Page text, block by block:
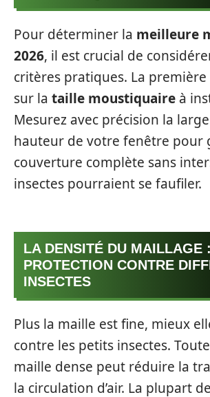
Pour déterminer la meilleure
2026, il est crucial de
critères pratiques. La
sur la taille moustiquaire à
Mesurez avec précision la
hauteur de votre fenêtre pour
couverture complète sans
insectes pourraient se faufiler.
LA DENSITÉ DU MAILLAGE
PROTECTION CONTRE
INSECTES
Plus la maille est fine, mieux
contre les petits insectes.
maille dense peut réduire la
la circulation d’air. La plupart